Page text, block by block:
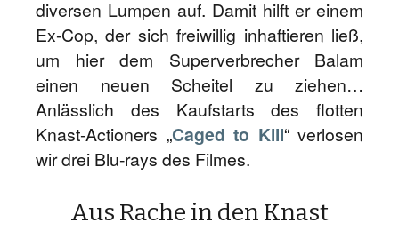
diversen Lumpen auf. Damit hilft er einem
Ex-Cop, der sich freiwillig inhaftieren ließ,
um hier dem Superverbrecher Balam
einen neuen Scheitel zu ziehen…
Anlässlich des Kaufstarts des flotten
Knast-Actioners „Caged to Kill“ verlosen
wir drei Blu-rays des Filmes.
Aus Rache in den Knast